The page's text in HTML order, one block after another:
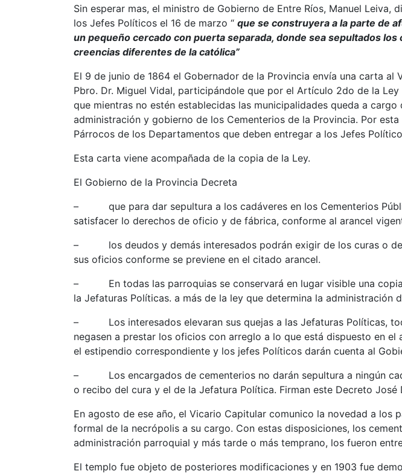
Sin esperar mas, el ministro de Gobierno de Entre Ríos, Manuel Leiva,
los Jefes Políticos el 16 de marzo “ que se construyera a la parte de
un pequeño cercado con puerta separada, donde sea sepultados
creencias diferentes de la católica”
El 9 de junio de 1864 el Gobernador de la Provincia envía una carta al
Pbro. Dr. Miguel Vidal, participándole que por el Artículo 2do de la
que mientras no estén establecidas las municipalidades queda a cargo
administración y gobierno de los Cementerios de la Provincia. Por
Párrocos de los Departamentos que deben entregar a los Jefes
Esta carta viene acompañada de la copia de la Ley.
El Gobierno de la Provincia Decreta
– que para dar sepultura a los cadáveres en los Cementerios
satisfacer lo derechos de oficio y de fábrica, conforme al arancel
– los deudos y demás interesados podrán exigir de los curas o de
sus oficios conforme se previene en el citado arancel.
– En todas las parroquias se conservará en lugar visible una copia
la Jefaturas Políticas. a más de la ley que determina la administración
– Los interesados elevaran sus quejas a las Jefaturas Políticas,
negasen a prestar los oficios con arreglo a lo que está dispuesto en el
el estipendio correspondiente y los jefes Políticos darán cuenta al
– Los encargados de cementerios no darán sepultura a ningún
o recibo del cura y el de la Jefatura Política. Firman este Decreto José
En agosto de ese año, el Vicario Capitular comunico la novedad a los
formal de la necrópolis a su cargo. Con estas disposiciones, los
administración parroquial y más tarde o más temprano, los fueron
El templo fue objeto de posteriores modificaciones y en 1903 fue